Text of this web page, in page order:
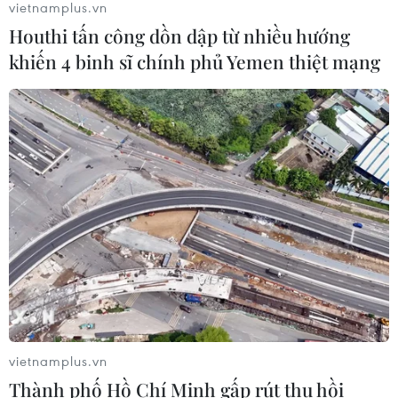
Thái Lan phát hiện hóa thạch khủng
long ăn thịt hơn 130 triệu năm tuổi
05/08/2026 00:00
WHO ghi nhận tín hiệu tích cực từ
thử nghiệm điều trị Ebola tại Congo
04/08/2026 22:42
Đến năm 2030, Việt Nam làm chủ tối
thiểu 10 công nghệ lõi
04/08/2026 15:34
vietnamplus.vn
Houthi tấn công dồn dập từ nhiều hướng
khiến 4 binh sĩ chính phủ Yemen thiệt mạng
vietnamplus.vn
Thành phố Hồ Chí Minh gấp rút thu hồi